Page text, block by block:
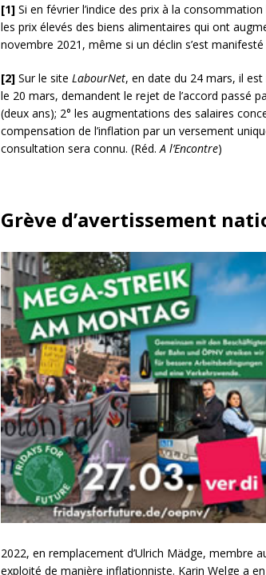
[1] Si en février l’indice des prix à la
les prix élevés des biens alimentaires qui ont
novembre 2021, même si un déclin s’est
[2] Sur le site LabourNet, en date du 24 mars, il
le 20 mars, demandent le rejet de l’accord passé
(deux ans); 2° les augmentations des salaires
compensation de l’inflation par un versement
consultation sera connu. (Réd. A l’Encontre)
Grève d’avertissement
2022, en remplacement d’Ulrich Mädge, membre
exploité de manière inflationniste. Karin Welge a